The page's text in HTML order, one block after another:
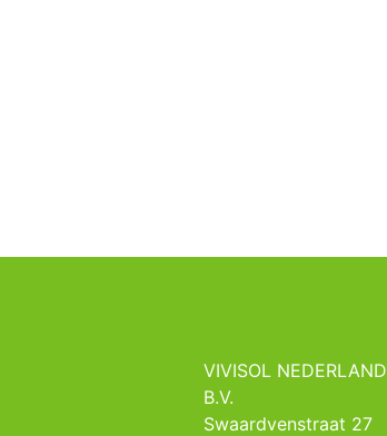
VIVISOL NEDERLAND
B.V.
Swaardvenstraat 27